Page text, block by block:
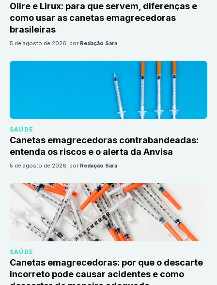
Olire e Lirux: para que servem, diferenças e
como usar as canetas emagrecedoras
brasileiras
5 de agosto de 2026, por Redação Sara
SAÚDE
Canetas emagrecedoras contrabandeadas:
entenda os riscos e o alerta da Anvisa
5 de agosto de 2026, por Redação Sara
SAÚDE
Canetas emagrecedoras: por que o descarte
incorreto pode causar acidentes e como